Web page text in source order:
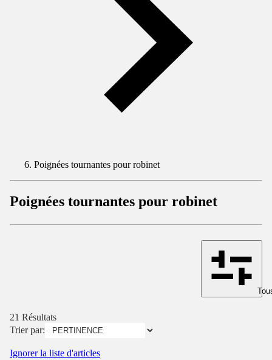
Poignées tournantes pour robinet
Poignées tournantes pour robinet
21 Résultats
Trier par:
Ignorer la liste d'articles